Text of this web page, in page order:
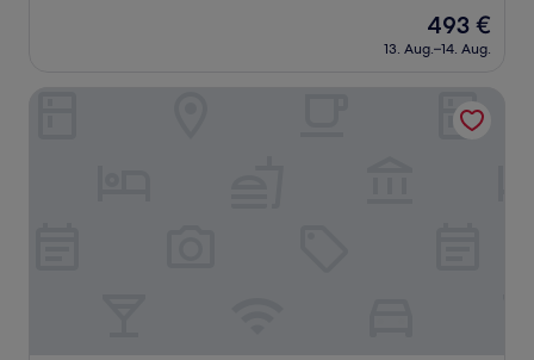
Bewertungen)
Der
Preis
beträgt
493 €
13. Aug.–14. Aug.